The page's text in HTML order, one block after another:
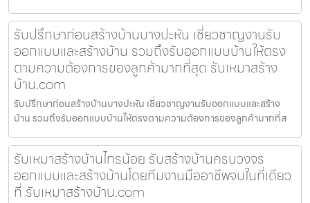
รับปรึกษาก่อนสร้างบ้านบางปะหัน เชี่ยวชาญงานรับ
ออกแบบและสร้างบ้าน รวมถึงรับออกแบบบ้านให้ตรง
ตามความต้องการของลูกค้ามากที่สุด รับเหมาสร้าง
บ้าน.com
รับปรึกษาก่อนสร้างบ้านบางปะหัน เชี่ยวชาญงานรับออกแบบและสร้าง
บ้าน รวมถึงรับออกแบบบ้านให้ตรงตามความต้องการของลูกค้ามากที่ส
รับเหมาสร้างบ้านไทรน้อย รับสร้างบ้านครบวงจร
ออกแบบและสร้างบ้านโดยทีมงานมืออาชีพจบในที่เดียว
ที่ รับเหมาสร้างบ้าน.com